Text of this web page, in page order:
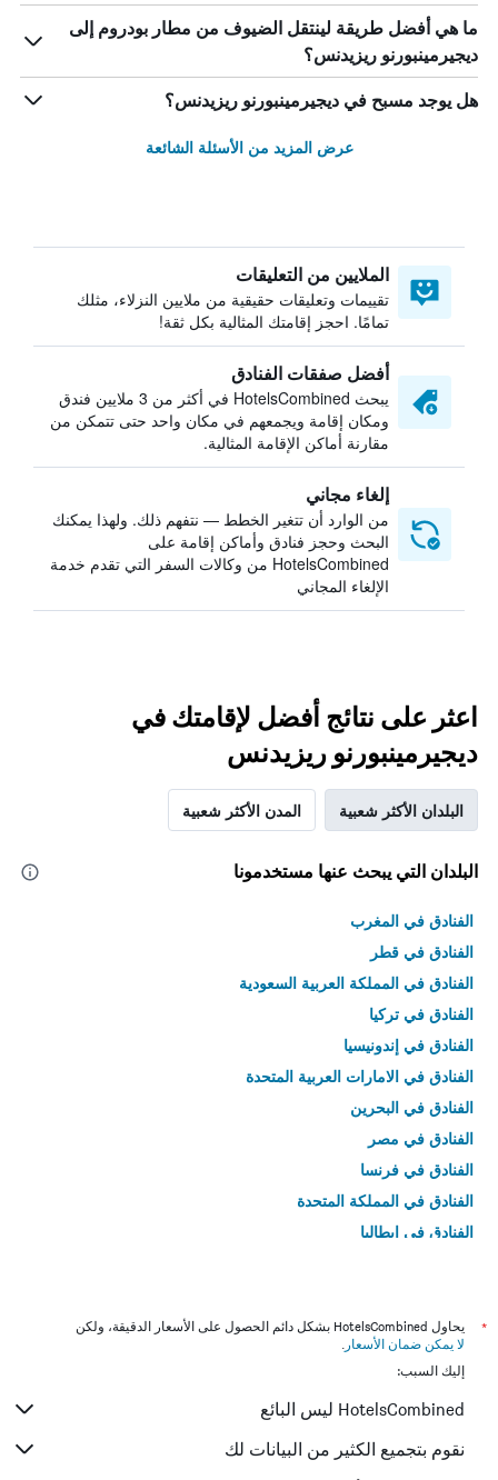
ما هي أفضل طريقة لينتقل الضيوف من مطار بودروم إلى
ديجيرمينبورنو ريزيدنس؟
هل يوجد مسبح في ديجيرمينبورنو ريزيدنس؟
عرض المزيد من الأسئلة الشائعة
الملايين من التعليقات
تقييمات وتعليقات حقيقية من ملايين النزلاء، مثلك
تمامًا. احجز إقامتك المثالية بكل ثقة!
أفضل صفقات الفنادق
يبحث HotelsCombined في أكثر من 3 ملايين فندق
ومكان إقامة ويجمعهم في مكان واحد حتى تتمكن من
مقارنة أماكن الإقامة المثالية.
إلغاء مجاني
من الوارد أن تتغير الخطط — نتفهم ذلك. ولهذا يمكنك
البحث وحجز فنادق وأماكن إقامة على
HotelsCombined من وكالات السفر التي تقدم خدمة
الإلغاء المجاني
اعثر على نتائج أفضل لإقامتك في
ديجيرمينبورنو ريزيدنس
البلدان الأكثر شعبية المدن الأكثر شعبية
البلدان التي يبحث عنها مستخدمونا
الفنادق في المغرب
الفنادق في قطر
الفنادق في المملكة العربية السعودية
الفنادق في تركيا
الفنادق في إندونيسيا
الفنادق في الامارات العربية المتحدة
الفنادق في البحرين
الفنادق في مصر
الفنادق في فرنسا
الفنادق في المملكة المتحدة
الفنادق في إيطاليا
*
يحاول HotelsCombined بشكل دائم الحصول على الأسعار الدقيقة، ولكن
لا يمكن ضمان الأسعار .
إليك السبب:
HotelsCombined ليس البائع
نقوم بتجميع الكثير من البيانات لك